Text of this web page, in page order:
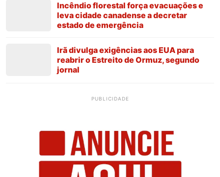
Incêndio florestal força evacuações e
leva cidade canadense a decretar
estado de emergência
Irã divulga exigências aos EUA para
reabrir o Estreito de Ormuz, segundo
jornal
PUBLICIDADE